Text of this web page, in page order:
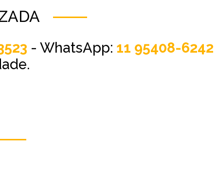
- WhatsApp: 11 95408-6242